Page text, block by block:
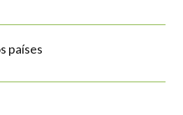
países